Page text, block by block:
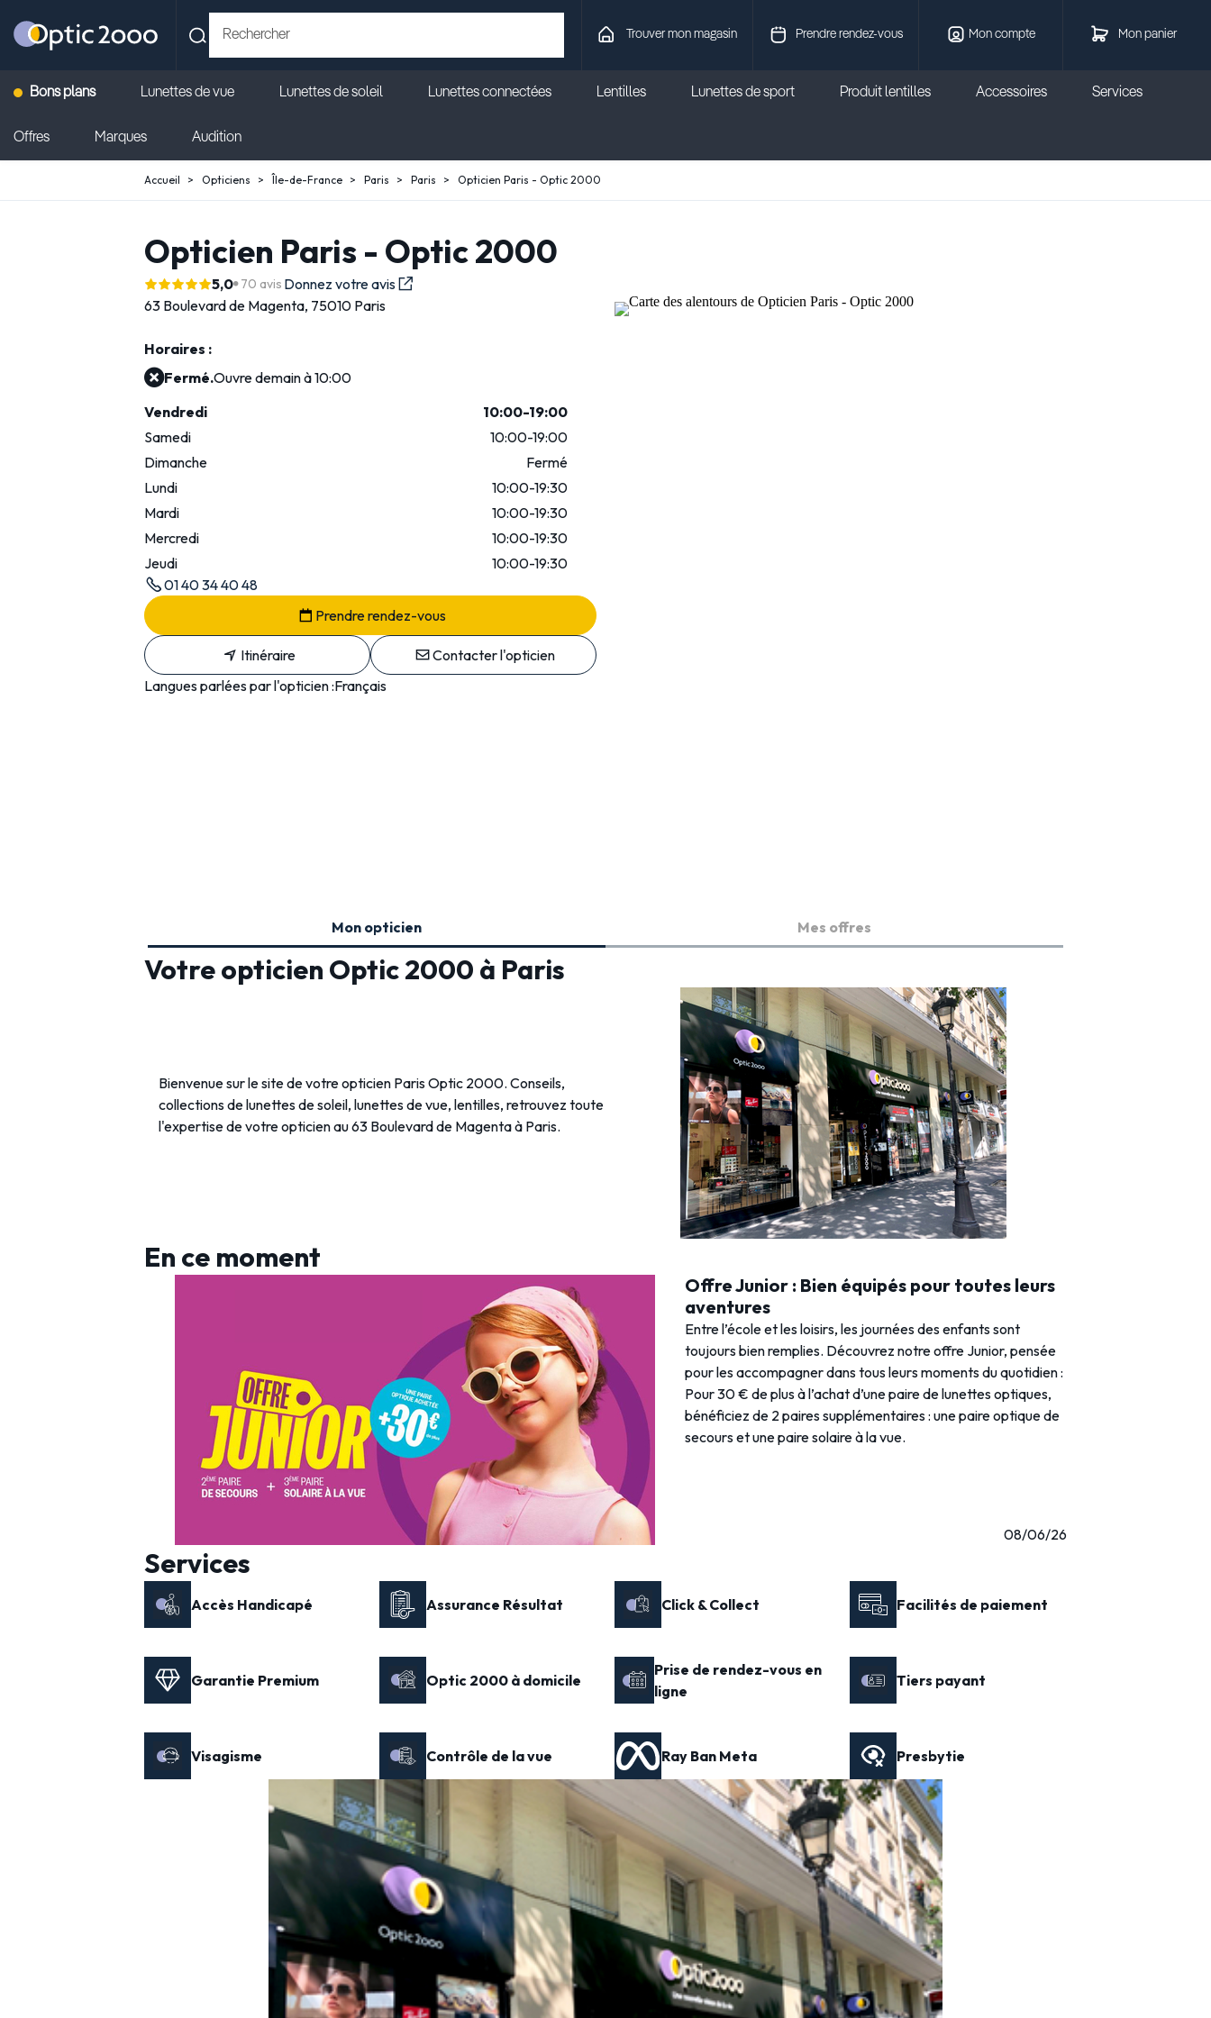
Mon panier
Prendre rendez-vous Mon compte
Trouver mon magasin
Bons plans Lunettes de vue Lunettes de soleil Lunettes connectées Lentilles Lunettes de sport Produit lentilles Accessoires Services
Offres Marques Audition
Accueil Opticiens Île-de-France Paris Paris Opticien Paris - Optic 2000
Opticien Paris - Optic 2000
5,0 70 avis Donnez votre avis
63 Boulevard de Magenta, 75010 Paris
Horaires :
Fermé.Ouvre demain à 10:00
Vendredi
10:00-19:00
Samedi
10:00-19:00
Dimanche
Fermé
Lundi
10:00-19:30
Mardi
10:00-19:30
Mercredi
10:00-19:30
Jeudi
10:00-19:30
01 40 34 40 48
Prendre rendez-vous
Itinéraire
Contacter l'opticien
Langues parlées par l'opticien :Français
Mon opticien Mes offres
Votre opticien Optic 2000 à Paris
Bienvenue sur le site de votre opticien Paris Optic 2000. Conseils,
collections de lunettes de soleil, lunettes de vue, lentilles, retrouvez toute
l'expertise de votre opticien au 63 Boulevard de Magenta à Paris.
En ce moment
Offre Junior : Bien équipés pour toutes leurs
aventures
Entre l’école et les loisirs, les journées des enfants sont
toujours bien remplies. Découvrez notre offre Junior, pensée
pour les accompagner dans tous leurs moments du quotidien :
Pour 30 € de plus à l’achat d’une paire de lunettes optiques,
bénéficiez de 2 paires supplémentaires : une paire optique de
secours et une paire solaire à la vue.
08/06/26
Services
Accès Handicapé Assurance Résultat Click & Collect Facilités de paiement
Garantie Premium Optic 2000 à domicile
Prise de rendez-vous en
ligne
Tiers payant
Visagisme Contrôle de la vue Ray Ban Meta Presbytie